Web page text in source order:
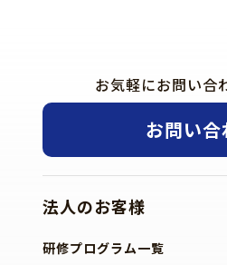
お気軽にお問い合
お問い合
法人のお客様
研修プログラム一覧